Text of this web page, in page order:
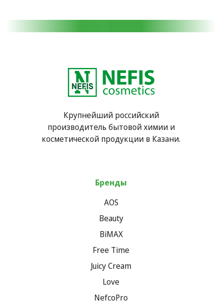
Крупнейший российский
производитель бытовой химии и
косметической продукции в Казани.
Бренды
AOS
Beauty
BiMAX
Free Time
Juicy Cream
Love
NefcoPro